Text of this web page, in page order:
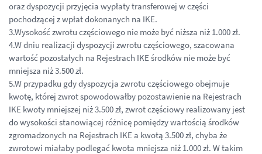
oraz dyspozycji przyjęcia wypłaty transferowej w części
pochodzącej z wpłat dokonanych na IKE.
3.Wysokość zwrotu częściowego nie może być niższa niż 1.000 zł.
4.W dniu realizacji dyspozycji zwrotu częściowego, szacowana
wartość pozostałych na Rejestrach IKE środków nie może być
mniejsza niż 3.500 zł.
5.W przypadku gdy dyspozycja zwrotu częściowego obejmuje
kwotę, której zwrot spowodowałby pozostawienie na Rejestrach
IKE kwoty mniejszej niż 3.500 zł, zwrot częściowy realizowany jest
do wysokości stanowiącej różnicę pomiędzy wartością środków
zgromadzonych na Rejestrach IKE a kwotą 3.500 zł, chyba że
zwrotowi miałaby podlegać kwota mniejsza niż 1.000 zł. W takim